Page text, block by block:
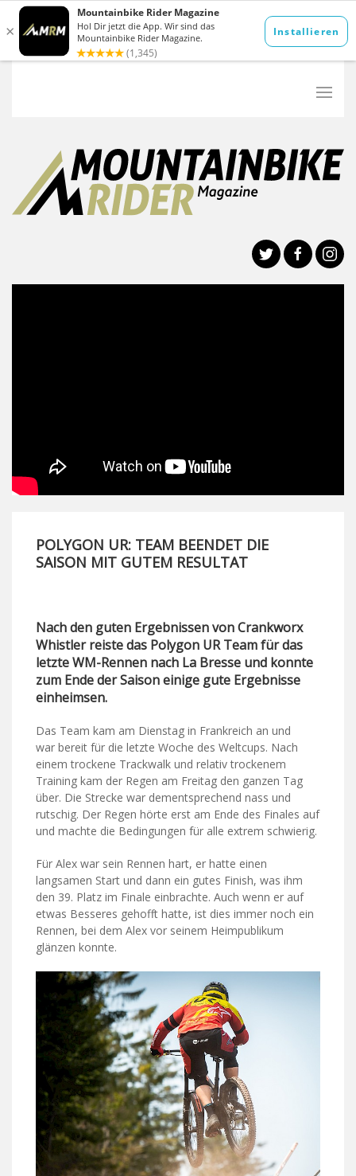
POLYGON UR: TEAM BEENDET DIE
SAISON MIT GUTEM RESULTAT
Nach den guten Ergebnissen von Crankworx
Whistler reiste das Polygon UR Team für das
letzte WM-Rennen nach La Bresse und konnte
zum Ende der Saison einige gute Ergebnisse
einheimsen.
Das Team kam am Dienstag in Frankreich an und
war bereit für die letzte Woche des Weltcups. Nach
einem trockene Trackwalk und relativ trockenem
Training kam der Regen am Freitag den ganzen Tag
über. Die Strecke war dementsprechend nass und
rutschig. Der Regen hörte erst am Ende des Finales auf
und machte die Bedingungen für alle extrem schwierig.
Für Alex war sein Rennen hart, er hatte einen
langsamen Start und dann ein gutes Finish, was ihm
den 39. Platz im Finale einbrachte. Auch wenn er auf
etwas Besseres gehofft hatte, ist dies immer noch ein
Rennen, bei dem Alex vor seinem Heimpublikum
glänzen konnte.